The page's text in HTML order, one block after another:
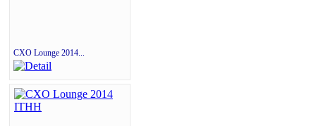
CXO Lounge 2014...